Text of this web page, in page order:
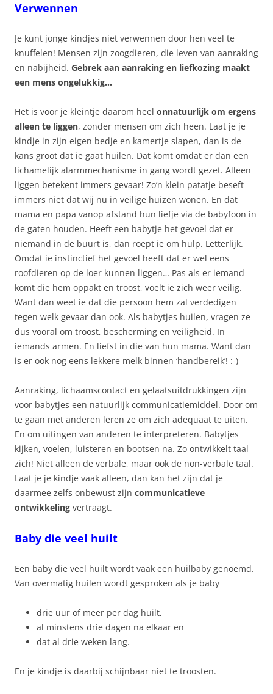
Verwennen
Je kunt jonge kindjes niet verwennen door hen veel te
knuffelen! Mensen zijn zoogdieren, die leven van aanraking
en nabijheid. Gebrek aan aanraking en liefkozing maakt
een mens ongelukkig…
Het is voor je kleintje daarom heel onnatuurlijk om ergens
alleen te liggen, zonder mensen om zich heen. Laat je je
kindje in zijn eigen bedje en kamertje slapen, dan is de
kans groot dat ie gaat huilen. Dat komt omdat er dan een
lichamelijk alarmmechanisme in gang wordt gezet. Alleen
liggen betekent immers gevaar! Zo’n klein patatje beseft
immers niet dat wij nu in veilige huizen wonen. En dat
mama en papa vanop afstand hun liefje via de babyfoon in
de gaten houden. Heeft een babytje het gevoel dat er
niemand in de buurt is, dan roept ie om hulp. Letterlijk.
Omdat ie instinctief het gevoel heeft dat er wel eens
roofdieren op de loer kunnen liggen… Pas als er iemand
komt die hem oppakt en troost, voelt ie zich weer veilig.
Want dan weet ie dat die persoon hem zal verdedigen
tegen welk gevaar dan ook. Als babytjes huilen, vragen ze
dus vooral om troost, bescherming en veiligheid. In
iemands armen. En liefst in die van hun mama. Want dan
is er ook nog eens lekkere melk binnen ‘handbereik’! :-)
Aanraking, lichaamscontact en gelaatsuitdrukkingen zijn
voor babytjes een natuurlijk communicatiemiddel. Door om
te gaan met anderen leren ze om zich adequaat te uiten.
En om uitingen van anderen te interpreteren. Babytjes
kijken, voelen, luisteren en bootsen na. Zo ontwikkelt taal
zich! Niet alleen de verbale, maar ook de non-verbale taal.
Laat je je kindje vaak alleen, dan kan het zijn dat je
daarmee zelfs onbewust zijn communicatieve
ontwikkeling vertraagt.
Baby die veel huilt
Een baby die veel huilt wordt vaak een huilbaby genoemd.
Van overmatig huilen wordt gesproken als je baby
drie uur of meer per dag huilt,
al minstens drie dagen na elkaar en
dat al drie weken lang.
En je kindje is daarbij schijnbaar niet te troosten.